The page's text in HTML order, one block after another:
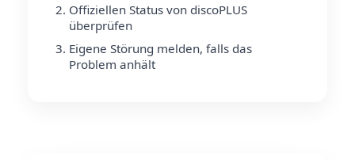
Offiziellen Status von discoPLUS
überprüfen
Eigene Störung melden, falls das
Problem anhält